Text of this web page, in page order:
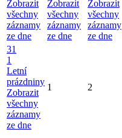
Zobrazit
všechny
záznamy
ze dne
Zobrazit
všechny
záznamy
ze dne
Zobrazit
všechny
záznamy
ze dne
31
1
Letní
prázdniny
Zobrazit
všechny
záznamy
ze dne
1 2